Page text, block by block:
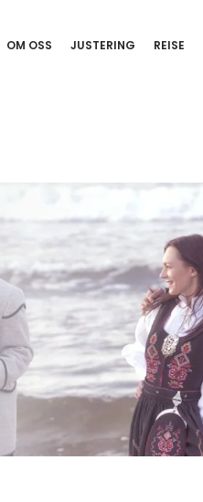
OM OSS JUSTERING REISE